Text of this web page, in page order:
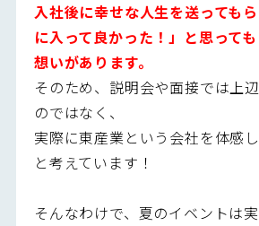
入社後に幸せな人生を送っても
に入って良かった！」と思って
想いがあります。
そのため、説明会や面接では上
のではなく、
実際に東産業という会社を体感
と考えています！
そんなわけで、夏のイベントは